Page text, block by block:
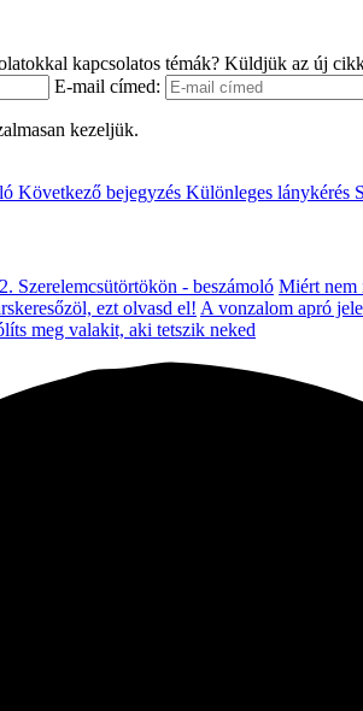
kapcsolatos témák? Küldjük az új
E-mail címed:
kezeljük.
Következő bejegyzés Különleges lánykérés
Szerelemcsütörtökön - beszámoló Miért nem
ezt olvasd el! A vonzalom apró
meg valakit, aki tetszik neked